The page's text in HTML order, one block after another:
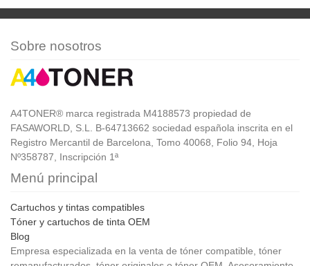
Sobre nosotros
A4TONER® marca registrada M4188573 propiedad de
FASAWORLD, S.L. B-64713662 sociedad española inscrita en el
Registro Mercantil de Barcelona, Tomo 40068, Folio 94, Hoja
Nº358787, Inscripción 1ª
Menú principal
Cartuchos y tintas compatibles
Tóner y cartuchos de tinta OEM
Blog
Empresa especializada en la venta de tóner compatible, tóner